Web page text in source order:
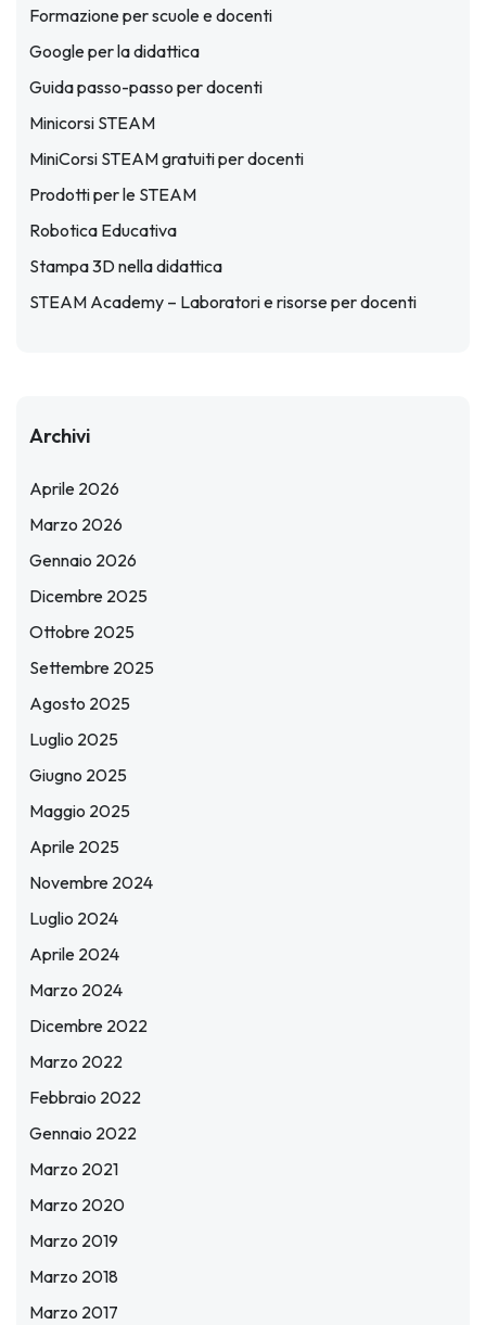
Formazione per scuole e docenti
Google per la didattica
Guida passo-passo per docenti
Minicorsi STEAM
MiniCorsi STEAM gratuiti per docenti
Prodotti per le STEAM
Robotica Educativa
Stampa 3D nella didattica
STEAM Academy – Laboratori e risorse per docenti
Archivi
Aprile 2026
Marzo 2026
Gennaio 2026
Dicembre 2025
Ottobre 2025
Settembre 2025
Agosto 2025
Luglio 2025
Giugno 2025
Maggio 2025
Aprile 2025
Novembre 2024
Luglio 2024
Aprile 2024
Marzo 2024
Dicembre 2022
Marzo 2022
Febbraio 2022
Gennaio 2022
Marzo 2021
Marzo 2020
Marzo 2019
Marzo 2018
Marzo 2017